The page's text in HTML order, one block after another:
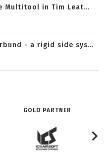
Multitool in Tim Leat...
- a rigid side sys...
GOLD PARTNER